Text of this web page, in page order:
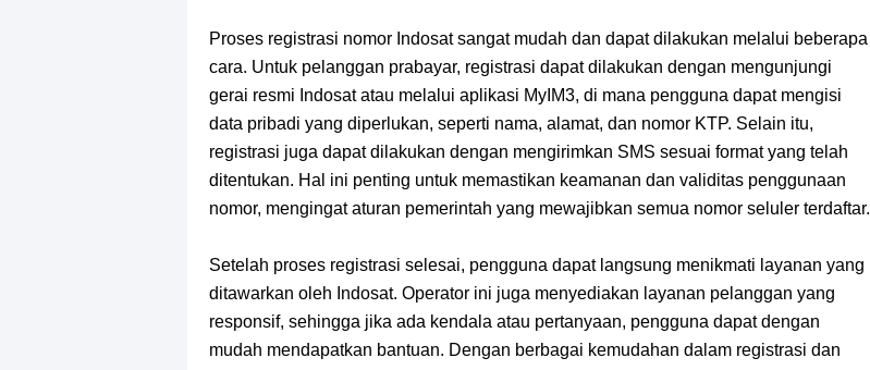
7 Fakta Brook One Piece, Mantan Kapten Yang Poster Bountynya Poster Konser
Resep Martabak Manis, Cemilan Enak Yang Memiliki Nama Lain Terang Bulan
Proses registrasi nomor Indosat sangat mudah dan dapat dilakukan melalui beberapa
cara. Untuk pelanggan prabayar, registrasi dapat dilakukan dengan mengunjungi
gerai resmi Indosat atau melalui aplikasi MyIM3, di mana pengguna dapat mengisi
data pribadi yang diperlukan, seperti nama, alamat, dan nomor KTP. Selain itu,
registrasi juga dapat dilakukan dengan mengirimkan SMS sesuai format yang telah
ditentukan. Hal ini penting untuk memastikan keamanan dan validitas penggunaan
nomor, mengingat aturan pemerintah yang mewajibkan semua nomor seluler terdaftar.
Setelah proses registrasi selesai, pengguna dapat langsung menikmati layanan yang
ditawarkan oleh Indosat. Operator ini juga menyediakan layanan pelanggan yang
responsif, sehingga jika ada kendala atau pertanyaan, pengguna dapat dengan
mudah mendapatkan bantuan. Dengan berbagai kemudahan dalam registrasi dan